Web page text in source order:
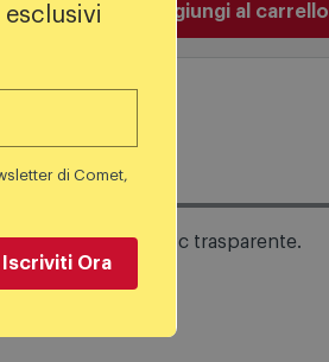
Aggiungi al carrello
viti. Cavo in pvc trasparente.
di Comet,
Iscriviti Ora